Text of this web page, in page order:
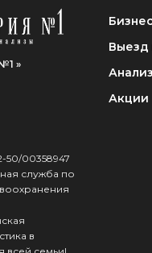
»
50/00358947
служба по
в
Выезд
Акции